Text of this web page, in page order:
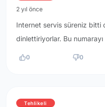
2 yıl önce
Internet servis süreniz bitti
dinlettiriyorlar. Bu
0 0
Tehlikeli